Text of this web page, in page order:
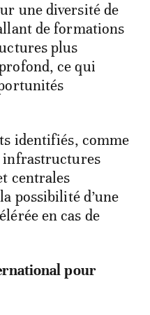
une diversité de
de formations
plus
ce qui
identifiés, comme
infrastructures
centrales
possibilité d’une
en cas de
pour